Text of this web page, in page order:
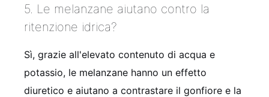
5. Le melanzane aiutano contro la
ritenzione idrica?
Sì, grazie all'elevato contenuto di acqua e
potassio, le melanzane hanno un effetto
diuretico e aiutano a contrastare il gonfiore e la